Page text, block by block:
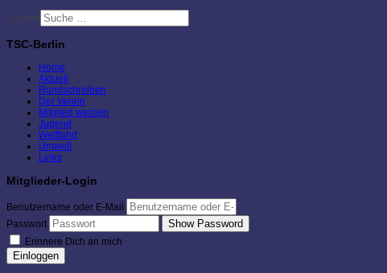
Suchen
TSC-Berlin
Home
Aktuell
Rundschreiben
Der Verein
Mitglied werden
Jugend
Wettfahrt
Umwelt
Links
Mitglieder-Login
Benutzername oder E-Mail
Passwort
Show Password
Erinnere Dich an mich
Einloggen